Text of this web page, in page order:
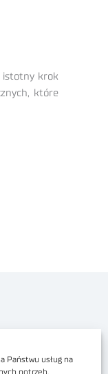
Państwu usług na
potrzeb.
istotny krok
które